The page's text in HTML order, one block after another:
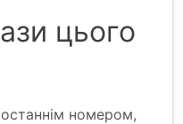
цього
номером,